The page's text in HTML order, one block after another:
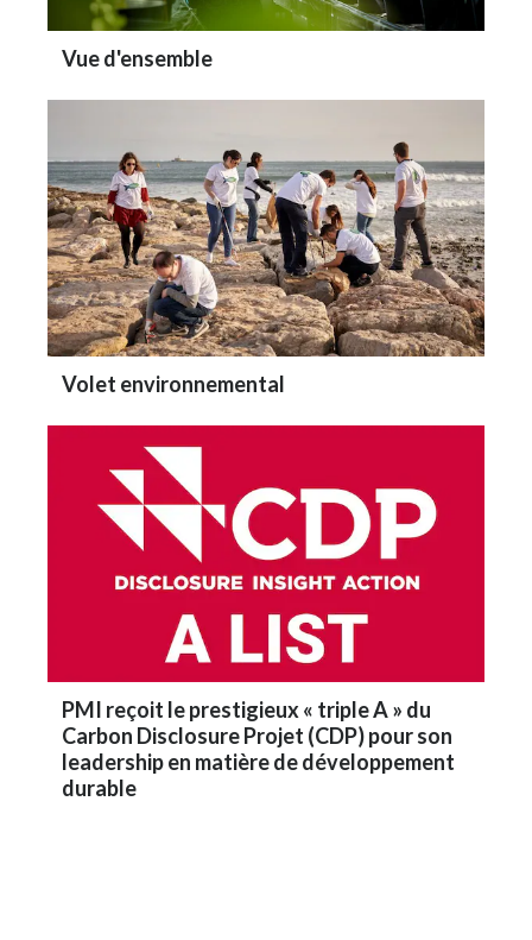
Vue d'ensemble
Volet environnemental
PMI reçoit le prestigieux « triple A » du
Carbon Disclosure Projet (CDP) pour son
leadership en matière de développement
durable